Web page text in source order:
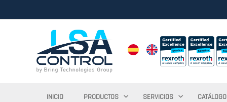
INICIO PRODUCTOS SERVICIOS